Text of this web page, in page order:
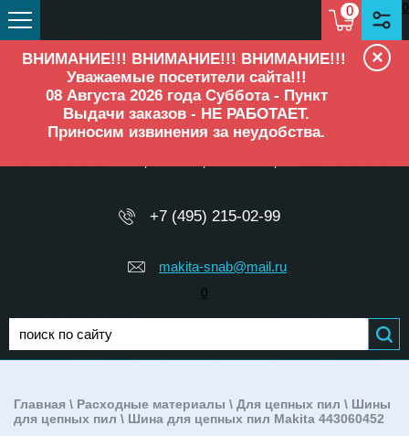
0 0
ВНИМАНИЕ!!! ВНИМАНИЕ!!! ВНИМАНИЕ!!!
Уважаемые посетители сайта!!!
08 Августа 2026 года Суббота - Пункт
Выдачи заказов - НЕ РАБОТАЕТ.
Приносим извинения за неудобства.
×
ОФИЦИАЛЬНЫЙ ДИЛЕР
+7 (495) 215-02-99
makita-snab@mail.ru
0
Главная \ Расходные материалы \ Для цепных пил \ Шины
для цепных пил \ Шина для цепных пил Makita 443060452